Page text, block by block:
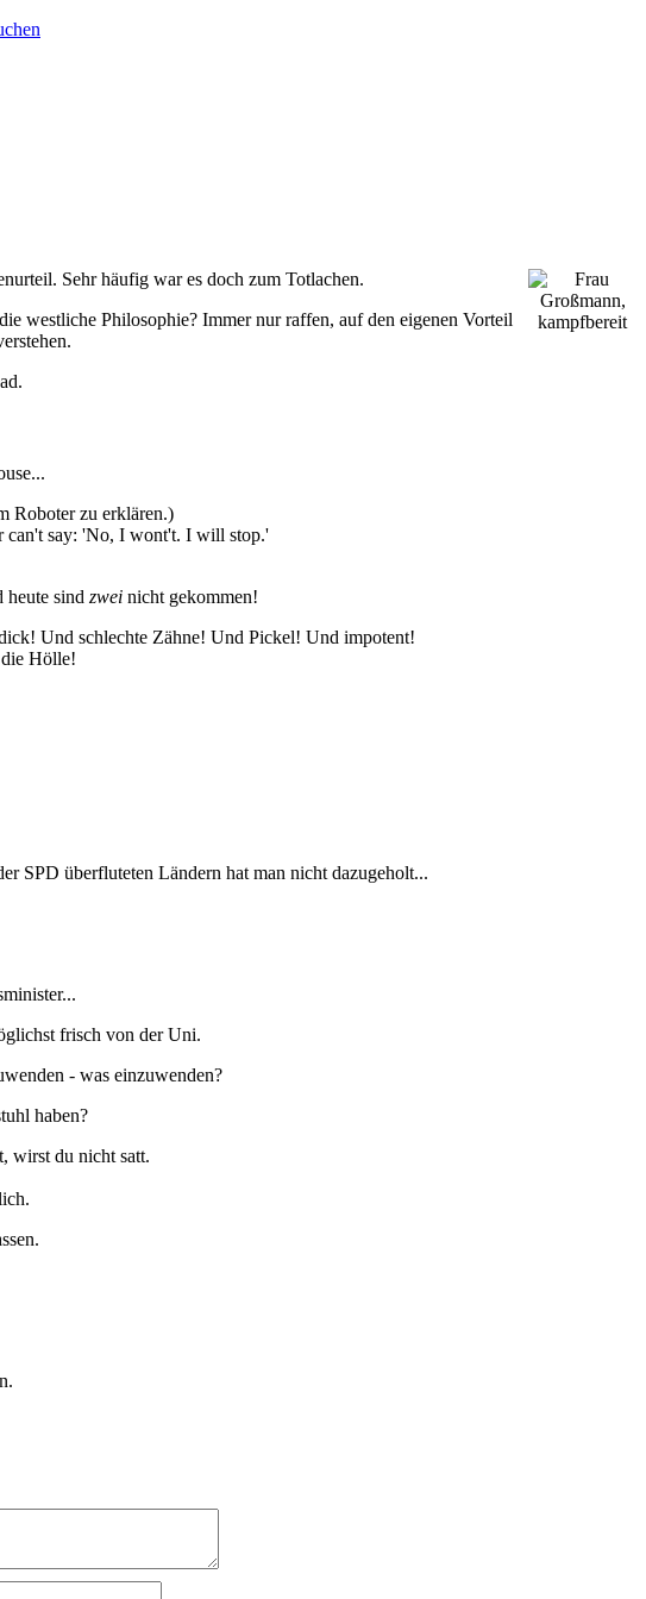
Sehr häufig war es doch zum Totlachen.
westliche Philosophie? Immer nur raffen, auf den eigenen Vorteil
Roboter zu erklären.)
can't say: 'No, I wont't. I will stop.'
sind zweinicht gekommen!
Und schlechte Zähne! Und Pickel! Und impotent!
Hölle!
SPD überfluteten Ländern hat man nicht dazugeholt...
frisch von der Uni.
- was einzuwenden?
haben?
wirst du nicht satt.